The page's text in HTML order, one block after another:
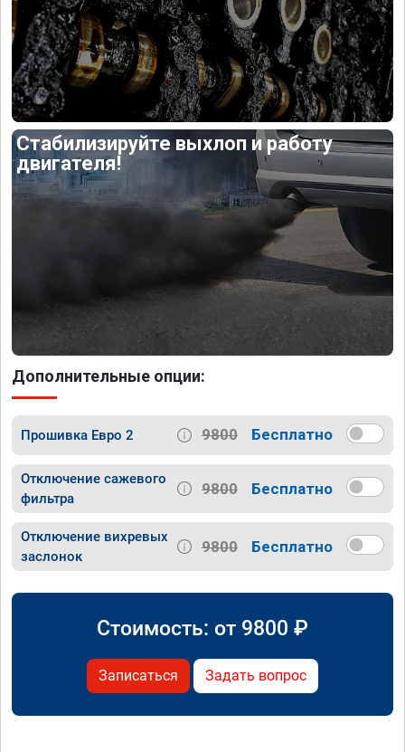
Стабилизируйте выхлоп и работу
двигателя!
Дополнительные опции:
Прошивка Евро 2 9800 Бесплатно
Отключение сажевого
фильтра
9800 Бесплатно
Отключение вихревых
заслонок
9800 Бесплатно
Стоимость: от 9800 ₽
Записаться Задать вопрос